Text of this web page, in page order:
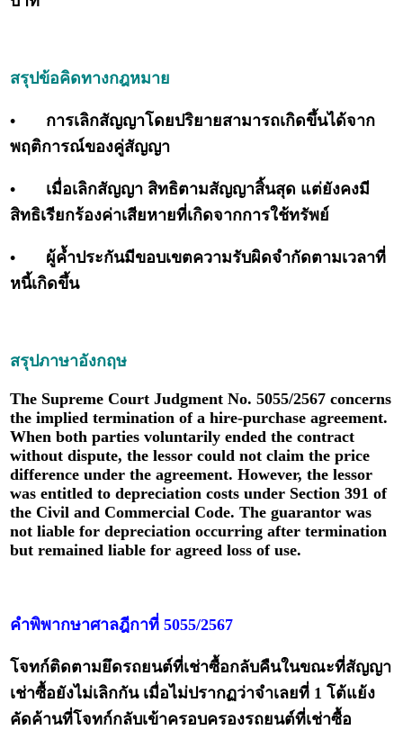
สรุปข้อคิดทางกฎหมาย
•
การเลิกสัญญาโดยปริยายสามารถเกิดขึ้นได้จาก
พฤติการณ์ของคู่สัญญา
•
เมื่อเลิกสัญญา สิทธิตามสัญญาสิ้นสุด แต่ยังคงมี
สิทธิเรียกร้องค่าเสียหายที่เกิดจากการใช้ทรัพย์
•
ผู้ค้ำประกันมีขอบเขตความรับผิดจำกัดตามเวลาที่
หนี้เกิดขึ้น
สรุปภาษาอังกฤษ
The Supreme Court Judgment No. 5055/2567 concerns
the implied termination of a hire-purchase agreement.
When both parties voluntarily ended the contract
without dispute, the lessor could not claim the price
difference under the agreement. However, the lessor
was entitled to depreciation costs under Section 391 of
the Civil and Commercial Code. The guarantor was
not liable for depreciation occurring after termination
but remained liable for agreed loss of use.
คำพิพากษาศาลฎีกาที่ 5055/2567
โจทก์ติดตามยึดรถยนต์ที่เช่าซื้อกลับคืนในขณะที่สัญญา
เช่าซื้อยังไม่เลิกกัน เมื่อไม่ปรากฏว่าจำเลยที่ 1 โต้แย้ง
คัดค้านที่โจทก์กลับเข้าครอบครองรถยนต์ที่เช่าซื้อ